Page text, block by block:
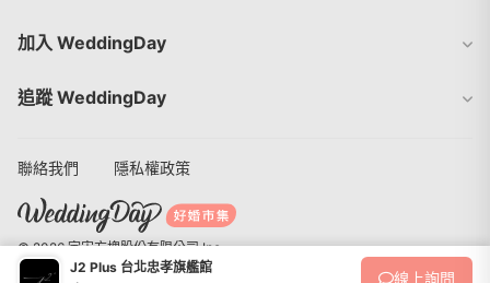
J2 Plus 台北忠孝旗艦館
線上詢問
加入 WeddingDay
追蹤 WeddingDay
聯絡我們 隱私權政策
© 2026 宇宙方塊股份有限公司 Inc.